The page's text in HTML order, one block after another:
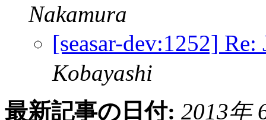
Nakamura
[seasar-dev:1252]
Kobayashi
最新記事の日付: 2013年